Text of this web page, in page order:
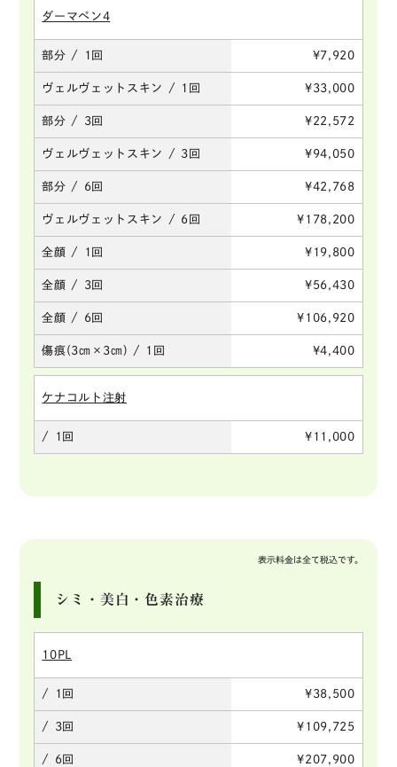
ダーマペン4
部分 / 1回 ¥7,920
ヴェルヴェットスキン / 1回 ¥33,000
部分 / 3回 ¥22,572
ヴェルヴェットスキン / 3回 ¥94,050
部分 / 6回 ¥42,768
ヴェルヴェットスキン / 6回 ¥178,200
全顔 / 1回 ¥19,800
全顔 / 3回 ¥56,430
全顔 / 6回 ¥106,920
傷痕(3㎝×3㎝) / 1回 ¥4,400
ケナコルト注射
/ 1回 ¥11,000
表示料金は全て税込です。
シミ・美白・色素治療
10PL
/ 1回 ¥38,500
/ 3回 ¥109,725
/ 6回 ¥207,900